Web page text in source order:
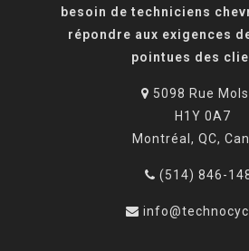
besoin de techniciens
répondre aux exigences
pointues des
5098 Rue
H1Y 0A7
Montréal, QC,
(514) 846-